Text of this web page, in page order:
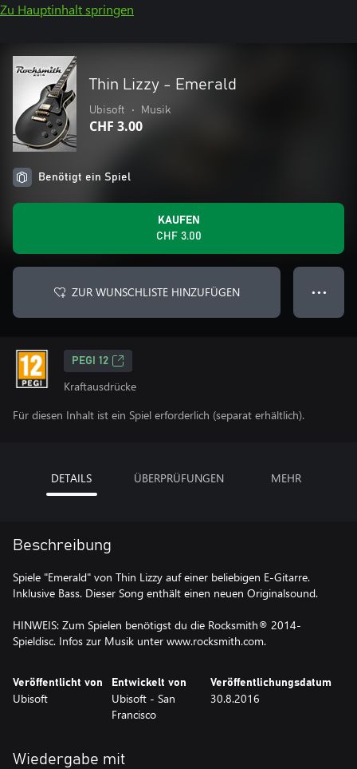
Zu Hauptinhalt springen
Thin Lizzy - Emerald
Ubisoft • Musik
CHF 3.00
Benötigt ein Spiel
KAUFEN
CHF 3.00
ZUR WUNSCHLISTE HINZUFÜGEN ● ● ●
PEGI 12
Kraftausdrücke
Für diesen Inhalt ist ein Spiel erforderlich (separat erhältlich).
DETAILS ÜBERPRÜFUNGEN MEHR
Beschreibung
Spiele "Emerald" von Thin Lizzy auf einer beliebigen E-Gitarre.
Inklusive Bass. Dieser Song enthält einen neuen Originalsound.
HINWEIS: Zum Spielen benötigst du die Rocksmith® 2014-
Spieldisc. Infos zur Musik unter www.rocksmith.com.
Veröffentlicht von
Ubisoft
Entwickelt von
Ubisoft - San
Francisco
Veröffentlichungsdatum
30.8.2016
Wiedergabe mit